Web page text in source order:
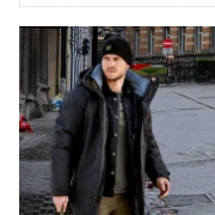
inspirées pour une
Voici notre “Top 10”
Mode à Bruxelles : le